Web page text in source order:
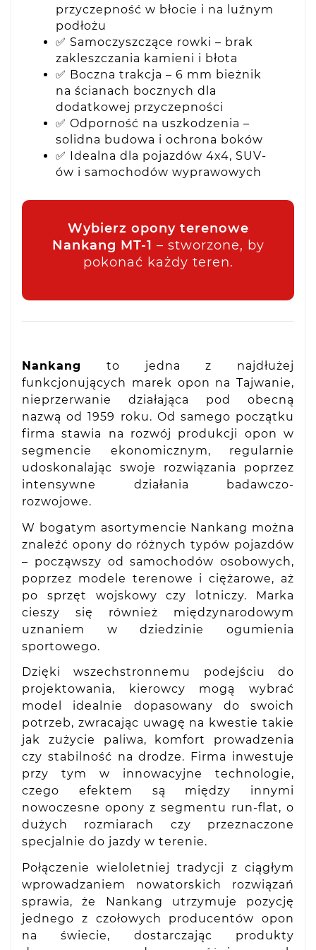
przyczepność w błocie i na luźnym
podłożu
✅ Samoczyszczące rowki – brak
zakleszczania kamieni i błota
✅ Boczna trakcja – 6 mm bieżnik
na ścianach bocznych dla
dodatkowej przyczepności
✅ Odporność na uszkodzenia –
solidna budowa i ochrona boków
✅ Idealna dla pojazdów 4x4, SUV-
ów i samochodów wyprawowych
Wybierz opony terenowe
Nankang MT-1 – stworzone, by
pokonać każdy teren.
Nankang
to jedna z najdłużej
funkcjonujących marek opon na Tajwanie,
nieprzerwanie działająca pod obecną
nazwą od 1959 roku. Od samego początku
firma stawia na rozwój produkcji opon w
segmencie ekonomicznym, regularnie
udoskonalając swoje rozwiązania poprzez
intensywne działania badawczo-
rozwojowe.
W bogatym asortymencie Nankang można
znaleźć opony do różnych typów pojazdów
– począwszy od samochodów osobowych,
poprzez modele terenowe i ciężarowe, aż
po sprzęt wojskowy czy lotniczy. Marka
cieszy się również międzynarodowym
uznaniem w dziedzinie ogumienia
sportowego.
Dzięki wszechstronnemu podejściu do
projektowania, kierowcy mogą wybrać
model idealnie dopasowany do swoich
potrzeb, zwracając uwagę na kwestie takie
jak zużycie paliwa, komfort prowadzenia
czy stabilność na drodze. Firma inwestuje
przy tym w innowacyjne technologie,
czego efektem są między innymi
nowoczesne opony z segmentu run-flat, o
dużych rozmiarach czy przeznaczone
specjalnie do jazdy w terenie.
Połączenie wieloletniej tradycji z ciągłym
wprowadzaniem nowatorskich rozwiązań
sprawia, że Nankang utrzymuje pozycję
jednego z czołowych producentów opon
na świecie, dostarczając produkty